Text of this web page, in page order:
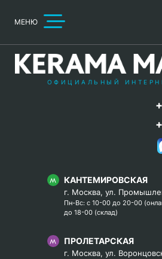
МЕНЮ
ОФИЦИАЛЬНЫЙ
КАНТЕМИРОВСКАЯ
г. Москва, ул.
Пн-Вс: с 10-00 до 20-00
до 18-00 (склад)
ПРОЛЕТАРСКАЯ
г. Москва, ул.